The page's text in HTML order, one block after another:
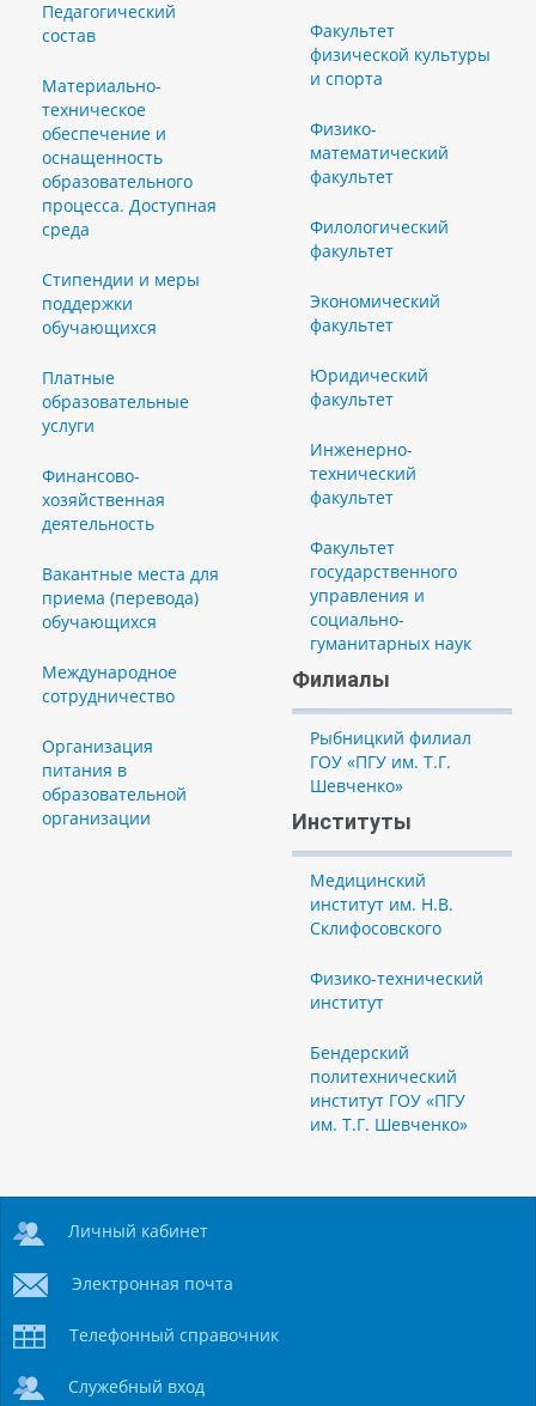
Педагогический
состав
Материально-
техническое
обеспечение и
оснащенность
образовательного
процесса. Доступная
среда
Стипендии и меры
поддержки
обучающихся
Платные
образовательные
услуги
Финансово-
хозяйственная
деятельность
Вакантные места для
приема (перевода)
обучающихся
Международное
сотрудничество
Организация
питания в
образовательной
организации
Факультет
физической культуры
и спорта
Физико-
математический
факультет
Филологический
факультет
Экономический
факультет
Юридический
факультет
Инженерно-
технический
факультет
Факультет
государственного
управления и
социально-
гуманитарных наук
Филиалы
Рыбницкий филиал
ГОУ «ПГУ им. Т.Г.
Шевченко»
Институты
Медицинский
институт им. Н.В.
Склифосовского
Физико-технический
институт
Бендерский
политехнический
институт ГОУ «ПГУ
им. Т.Г. Шевченко»
Личный кабинет
Электронная почта
Телефонный справочник
Служебный вход